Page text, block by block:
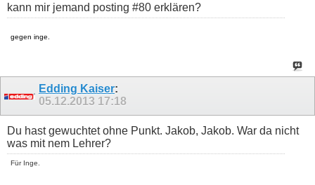
kann mir jemand posting #80 erklären?
gegen inge.
Edding Kaiser:
05.12.2013 17:18
Du hast gewuchtet ohne Punkt. Jakob, Jakob. War da nicht
was mit nem Lehrer?
Für Inge.